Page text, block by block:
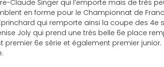
en forme pour le Championnat de
qui remporte ainsi la coupe des 4e
Joly qui prend une très belle 6e place
premier 6e série et également premier junior.